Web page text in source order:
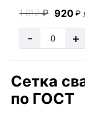
1 012₽ 920 ₽
- +
Сетка
по ГОСТ